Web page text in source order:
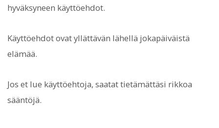
hyväksyneen käyttöehdot.
Käyttöehdot ovat yllättävän lähellä jokapäiväistä
elämää.
Jos et lue käyttöehtoja, saatat tietämättäsi rikkoa
sääntöjä.